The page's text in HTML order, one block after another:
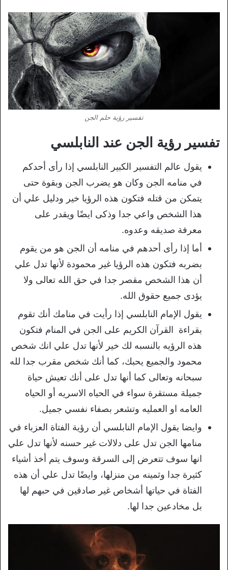
تفسير رؤية حلم الجن
تفسير رؤية الجن عند النابلسي
يقول عالم التفسير الكبير النابلسي إذا رأى أحدكم
في منامه الجن وكان هو يضرب الجن وبقوة حتى
يتمكن من قتله فتكون هذه الرؤيا خير ودليل علي أن
هذا الشخص واعي جدا وذكى ايضًا ويقدر على
معرفة صديقه وعدوه.
أما إذا رأى أحدهم في منامه أن الجن هو من يقوم
بضربه فتكون هذه الرؤيا غير محمودة لأنها تدل علي
أن هذا الشخص مقصر جدا في حق الله تعالى ولا
يؤدى جميع حقوق الله.
يقول الإمام النابلسي إذا رأيت في منامك أنك تقوم
بقراءة القرآن الكريم على الجن في المنام فتكون
هذه الرؤيه بالنسبه لك خير لأنها تدل علي انك شخص
محمود والجميع يحبك، كما أنك شخص مقرب جدا لله
سبحانه وتعالى كما أنها تدل على أنك تعيش حياة
جميلة مستقرة سواء في الحياه الاسريه أو الحياه
العامه او العمليه وتشعر بصفاء نفسي جميل.
وايضا يقول الإمام النابلسي أن رؤية الفتاة العزباء في
منامها الجن تدل على دلالات غير حسنه لأنها تدل علي
انها سوف تتعرض إلى السرقة وسوف يتم أخذ أشياء
كثيرة جدا وثمينه من منزلها، وايضًا تدل علي أن هذه
الفتاة في حياتها أشخاص غير صادقين في حبهم لها
بل مخادعين جدا لها.